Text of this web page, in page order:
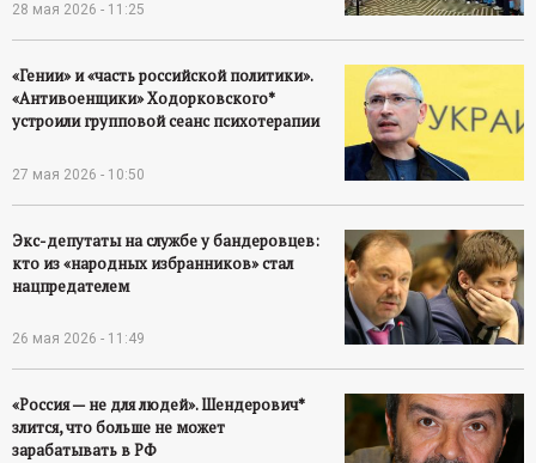
28 мая 2026 - 11:25
«Гении» и «часть российской политики».
«Антивоенщики» Ходорковского*
устроили групповой сеанс психотерапии
27 мая 2026 - 10:50
Экс-депутаты на службе у бандеровцев:
кто из «народных избранников» стал
нацпредателем
26 мая 2026 - 11:49
«Россия — не для людей». Шендерович*
злится, что больше не может
зарабатывать в РФ